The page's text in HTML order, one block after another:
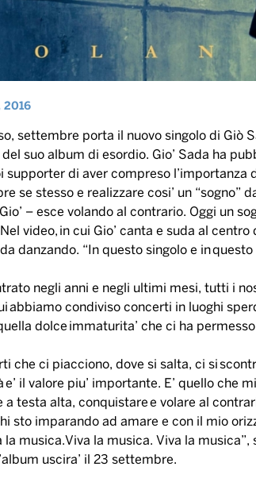
2016
settembre porta il nuovo singolo di Giò
suo album di esordio. Gio’ Sada ha
supporter di aver compreso l’importanza
se stesso e realizzare cosi’ un “sogno”
– esce volando al contrario. Oggi un
video, in cui Gio’ canta e suda al
danzando. “In questo singolo e in
negli anni e negli ultimi mesi, tutti i
abbiamo condiviso concerti in luoghi
dolce immaturita’ che ci ha
che ci piacciono, dove si salta, ci si
e’ il valore piu’ importante. E’ quello che
a testa alta, conquistare e volare al
sto imparando ad amare e con il mio
la musica.Viva la musica. Viva la
uscira’ il 23 settembre.